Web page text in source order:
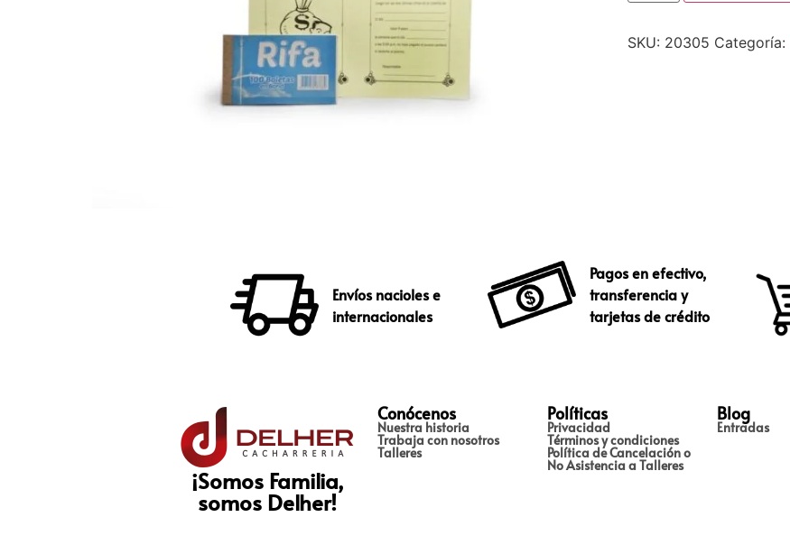
SKU: 20305 Categoría:
Envíos nacioles e
internacionales
Pagos en efectivo,
transferencia y
tarjetas de crédito
¡Somos Familia,
somos Delher!
Conócenos
Nuestra historia
Trabaja con nosotros
Talleres
Políticas
Privacidad
Términos y condiciones
Política de Cancelación o
No Asistencia a Talleres
Blog
Entradas